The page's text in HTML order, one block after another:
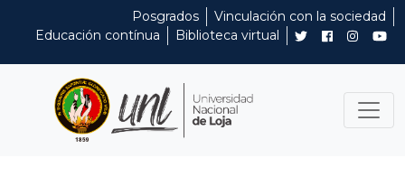
Posgrados
Vinculación con la sociedad
Educación contínua
Biblioteca virtual